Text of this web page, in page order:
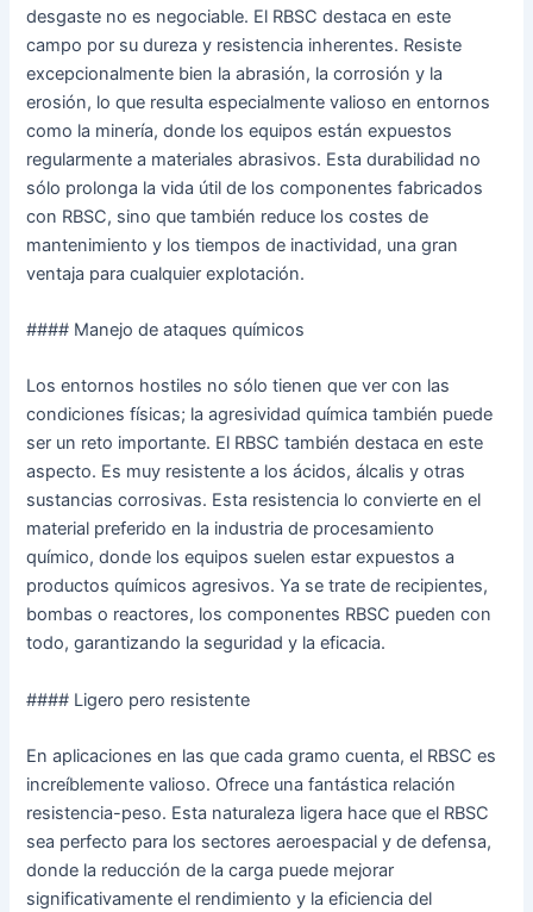
desgaste no es negociable. El RBSC destaca en este
campo por su dureza y resistencia inherentes. Resiste
excepcionalmente bien la abrasión, la corrosión y la
erosión, lo que resulta especialmente valioso en entornos
como la minería, donde los equipos están expuestos
regularmente a materiales abrasivos. Esta durabilidad no
sólo prolonga la vida útil de los componentes fabricados
con RBSC, sino que también reduce los costes de
mantenimiento y los tiempos de inactividad, una gran
ventaja para cualquier explotación.
#### Manejo de ataques químicos
Los entornos hostiles no sólo tienen que ver con las
condiciones físicas; la agresividad química también puede
ser un reto importante. El RBSC también destaca en este
aspecto. Es muy resistente a los ácidos, álcalis y otras
sustancias corrosivas. Esta resistencia lo convierte en el
material preferido en la industria de procesamiento
químico, donde los equipos suelen estar expuestos a
productos químicos agresivos. Ya se trate de recipientes,
bombas o reactores, los componentes RBSC pueden con
todo, garantizando la seguridad y la eficacia.
#### Ligero pero resistente
En aplicaciones en las que cada gramo cuenta, el RBSC es
increíblemente valioso. Ofrece una fantástica relación
resistencia-peso. Esta naturaleza ligera hace que el RBSC
sea perfecto para los sectores aeroespacial y de defensa,
donde la reducción de la carga puede mejorar
significativamente el rendimiento y la eficiencia del